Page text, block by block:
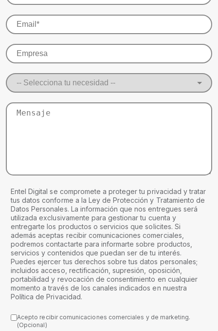
Entel Digital se compromete a proteger tu privacidad y tratar
tus datos conforme a la Ley de Protección y Tratamiento de
Datos Personales. La información que nos entregues será
utilizada exclusivamente para gestionar tu cuenta y
entregarte los productos o servicios que solicites. Si
además aceptas recibir comunicaciones comerciales,
podremos contactarte para informarte sobre productos,
servicios y contenidos que puedan ser de tu interés.
Puedes ejercer tus derechos sobre tus datos personales;
incluidos acceso, rectificación, supresión, oposición,
portabilidad y revocación de consentimiento en cualquier
momento a través de los canales indicados en nuestra
Política de Privacidad.
Acepto recibir comunicaciones comerciales y de marketing.
(Opcional)